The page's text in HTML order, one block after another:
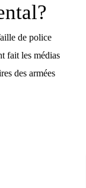
de police
fait les médias
des armées